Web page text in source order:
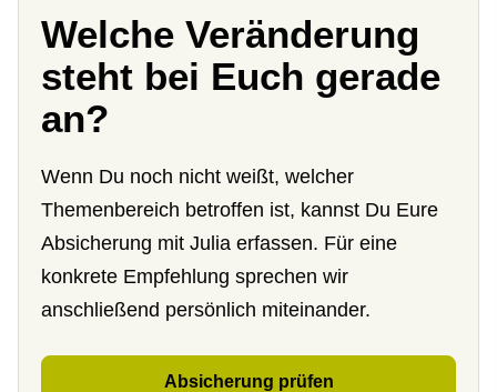
Welche Veränderung
steht bei Euch gerade
an?
Wenn Du noch nicht weißt, welcher
Themenbereich betroffen ist, kannst Du Eure
Absicherung mit Julia erfassen. Für eine
konkrete Empfehlung sprechen wir
anschließend persönlich miteinander.
Absicherung prüfen